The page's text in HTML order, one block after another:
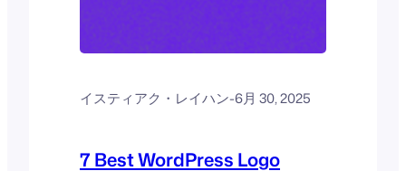
イスティアク・レイハン-6月 30, 2025
7 Best WordPress Logo